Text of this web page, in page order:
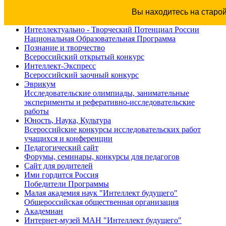
Вы находитесь на
Интеллектуально - Творческий Потенциал России
Национальная Образовательная Программа
Познание и творчество
Всероссийский открытый конкурс
Интеллект-Экспресс
Всероссийский заочный конкурс
Эврикум
Исследовательские олимпиады, занимательные
эксперименты и реферативно-исследовательские
работы
Юность, Наука, Культура
Всероссийские конкурсы исследовательских работ
учащихся и конференции
Педагогический сайт
Форумы, семинары, конкурсы для педагогов
Сайт для родителей
Ими гордится Россия
Победители Программы
Малая академия наук "Интеллект будущего"
Общероссийская общественная организация
Академиан
Интернет-музей МАН "Интеллект будущего"